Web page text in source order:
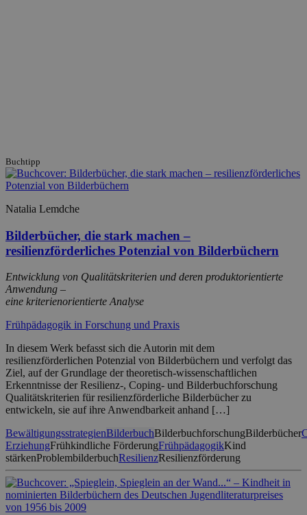
Buchtipp
Natalia Lemdche
Bilderbücher, die stark machen –
resilienzförderliches Potenzial von Bilderbüchern
Entwicklung von Qualitätskriterien und deren produktorientierte
Anwendung –
eine kriterienorientierte Analyse
Frühpädagogik in Forschung und Praxis
In diesem Werk befasst sich die Autorin mit dem
resilienzförderlichen Potenzial von Bilderbüchern und verfolgt das
Ziel, auf der Grundlage der theoretisch-wissenschaftlichen
Erkenntnisse der Resilienz-, Coping- und Bilderbuchforschung
Qualitätskriterien für resilienzförderliche Bilderbücher zu
entwickeln, sie auf ihre Anwendbarkeit anhand […]
BewältigungsstrategienBilderbuchBilderbuchforschungBilderbücher
ErziehungFrühkindliche FörderungFrühpädagogikKind
stärkenProblembilderbuchResilienzResilienzförderung